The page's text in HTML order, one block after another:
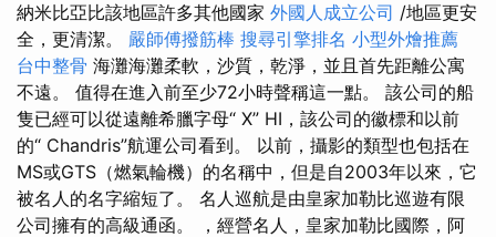
納米比亞比該地區許多其他國家 外國人成立公司 /地區更安
全，更清潔。 嚴師傅撥筋棒 搜尋引擎排名 小型外燴推薦
台中整骨 海灘海灘柔軟，沙質，乾淨，並且首先距離公寓
不遠。 值得在進入前至少72小時聲稱這一點。 該公司的船
隻已經可以從遠離希臘字母“ X” HI，該公司的徽標和以前
的“ Chandris”航運公司看到。 以前，攝影的類型也包括在
MS或GTS（燃氣輪機）的名稱中，但是自2003年以來，它
被名人的名字縮短了。 名人巡航是由皇家加勒比巡遊有限
公司擁有的高級通函。 ，經營名人，皇家加勒比國際，阿